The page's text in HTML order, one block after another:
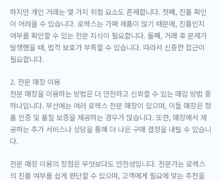
하지만 개인 거래는 몇 가지 위험 요소도 존재합니다. 첫째, 진품 확인
이 어려울 수 있습니다. 로렉스는 가짜 제품이 많기 때문에, 진품인지
여부를 확인할 수 있는 전문 지식이 필요합니다. 둘째, 거래 후 문제가
발생했을 때, 법적 보호가 부족할 수 있습니다. 따라서 신중한 접근이
필요합니다.
2. 전문 매장 이용
전문 매장을 이용하는 방법은 더 안전하고 신뢰할 수 있는 매입 방법 중
하나입니다. 부산에는 여러 로렉스 전문 매장이 있으며, 이들 매장은 정
품 인증 및 품질 보증을 제공하는 경우가 많습니다. 또한, 매장에서 제
공하는 추가 서비스나 상담을 통해 더 나은 구매 결정을 내릴 수 있습니
다.
전문 매장 이용의 장점은 무엇보다도 안전성입니다. 전문가는 로렉스
의 진품 여부를 쉽게 판단할 수 있으며, 고객에게 필요에 맞는 추천을